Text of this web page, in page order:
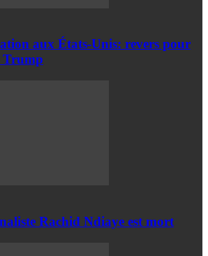
aux États-Unis: revers pour
Trump
Rachid Ndiaye est mort